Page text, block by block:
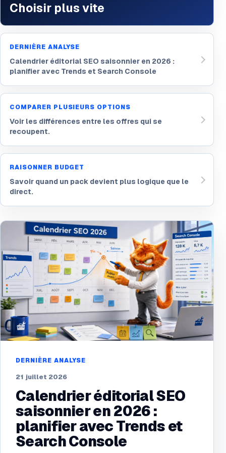
Choisir plus vite
DERNIÈRE ANALYSE
Calendrier éditorial SEO saisonnier en 2026 :
planifier avec Trends et Search Console
COMPARER PLUSIEURS OPTIONS
Voir les différences entre les offres qui se
recoupent.
RAISONNER BUDGET
Savoir quand un pack devient plus logique que le
direct.
DERNIÈRE ANALYSE
21 juillet 2026
Calendrier éditorial SEO
saisonnier en 2026 :
planifier avec Trends et
Search Console